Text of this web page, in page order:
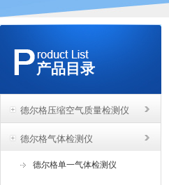
产品目录
德尔格压缩空气质量检测仪
德尔格气体检测仪
德尔格单一气体检测仪